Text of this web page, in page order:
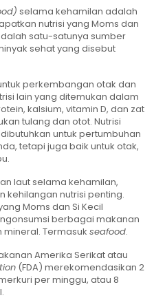
selama kehamilan adalah
nutrisi yang Moms dan
satu-satunya sumber
sehat yang disebut
perkembangan otak dan
lain yang ditemukan dalam
kalsium, vitamin D, dan zat
tulang dan otot. Nutrisi
untuk pertumbuhan
tetapi juga baik untuk otak,
laut selama kehamilan,
kehilangan nutrisi penting.
Moms dan Si Kecil
berbagai makanan
Termasuk seafood.
Amerika Serikat atau
(FDA) merekomendasikan 2
per minggu, atau 8